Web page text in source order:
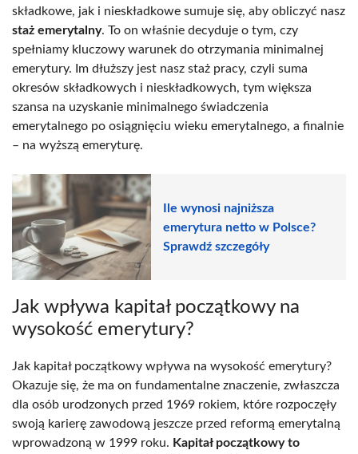
składkowe, jak i nieskładkowe sumuje się, aby obliczyć nasz
staż emerytalny. To on właśnie decyduje o tym, czy
spełniamy kluczowy warunek do otrzymania minimalnej
emerytury. Im dłuższy jest nasz staż pracy, czyli suma
okresów składkowych i nieskładkowych, tym większa
szansa na uzyskanie minimalnego świadczenia
emerytalnego po osiągnięciu wieku emerytalnego, a finalnie
– na wyższą emeryturę.
Ile wynosi najniższa
emerytura netto w Polsce?
Sprawdź szczegóły
Jak wpływa kapitał początkowy na
wysokość emerytury?
Jak kapitał początkowy wpływa na wysokość emerytury?
Okazuje się, że ma on fundamentalne znaczenie, zwłaszcza
dla osób urodzonych przed 1969 rokiem, które rozpoczęły
swoją karierę zawodową jeszcze przed reformą emerytalną
wprowadzoną w 1999 roku. Kapitał początkowy to